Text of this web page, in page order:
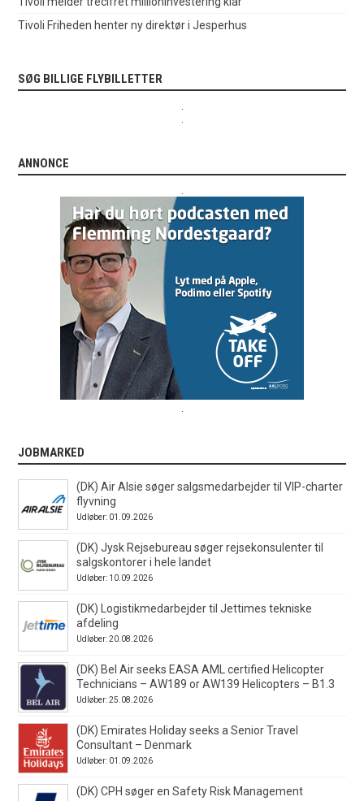
Tivoli Friheden henter ny direktør i Jesperhus
SØG BILLIGE FLYBILLETTER
ANNONCE
JOBMARKED
(DK) Air Alsie søger salgsmedarbejder til VIP-charter
flyvning
Udløber: 01.09.2026
(DK) Jysk Rejsebureau søger rejsekonsulenter til
salgskontorer i hele landet
Udløber: 10.09.2026
(DK) Logistikmedarbejder til Jettimes tekniske
afdeling
Udløber: 20.08.2026
(DK) Bel Air seeks EASA AML certified Helicopter
Technicians – AW189 or AW139 Helicopters – B1.3
Udløber: 25.08.2026
(DK) Emirates Holiday seeks a Senior Travel
Consultant – Denmark
Udløber: 01.09.2026
(DK) CPH søger en Safety Risk Management